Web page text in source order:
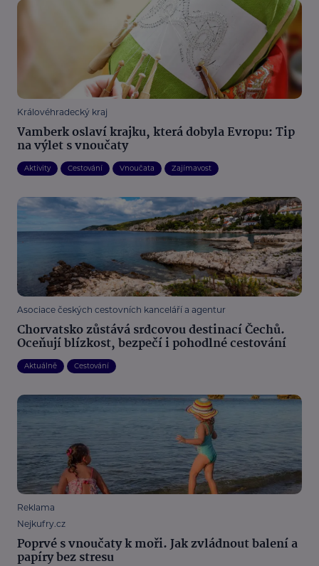
Královéhradecký kraj
Vamberk oslaví krajku, která dobyla Evropu: Tip
na výlet s vnoučaty
Aktivity Cestování Vnoučata Zajímavost
Asociace českých cestovních kanceláří a agentur
Chorvatsko zůstává srdcovou destinací Čechů.
Oceňují blízkost, bezpečí i pohodlné cestování
Aktuálně Cestování
Reklama
Nejkufry.cz
Poprvé s vnoučaty k moři. Jak zvládnout balení a
papíry bez stresu